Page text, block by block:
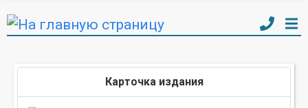
Карточка издания